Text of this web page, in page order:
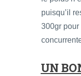
puisqu’il
300gr pour
UN